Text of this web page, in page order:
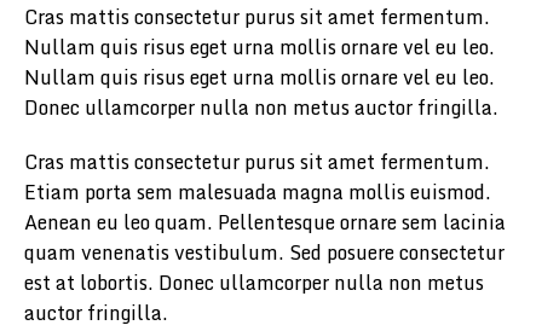
Cras mattis consectetur purus sit amet fermentum.
Nullam quis risus eget urna mollis ornare vel eu leo.
Nullam quis risus eget urna mollis ornare vel eu leo.
Donec ullamcorper nulla non metus auctor fringilla.
Cras mattis consectetur purus sit amet fermentum.
Etiam porta sem malesuada magna mollis euismod.
Aenean eu leo quam. Pellentesque ornare sem lacinia
quam venenatis vestibulum. Sed posuere consectetur
est at lobortis. Donec ullamcorper nulla non metus
auctor fringilla.